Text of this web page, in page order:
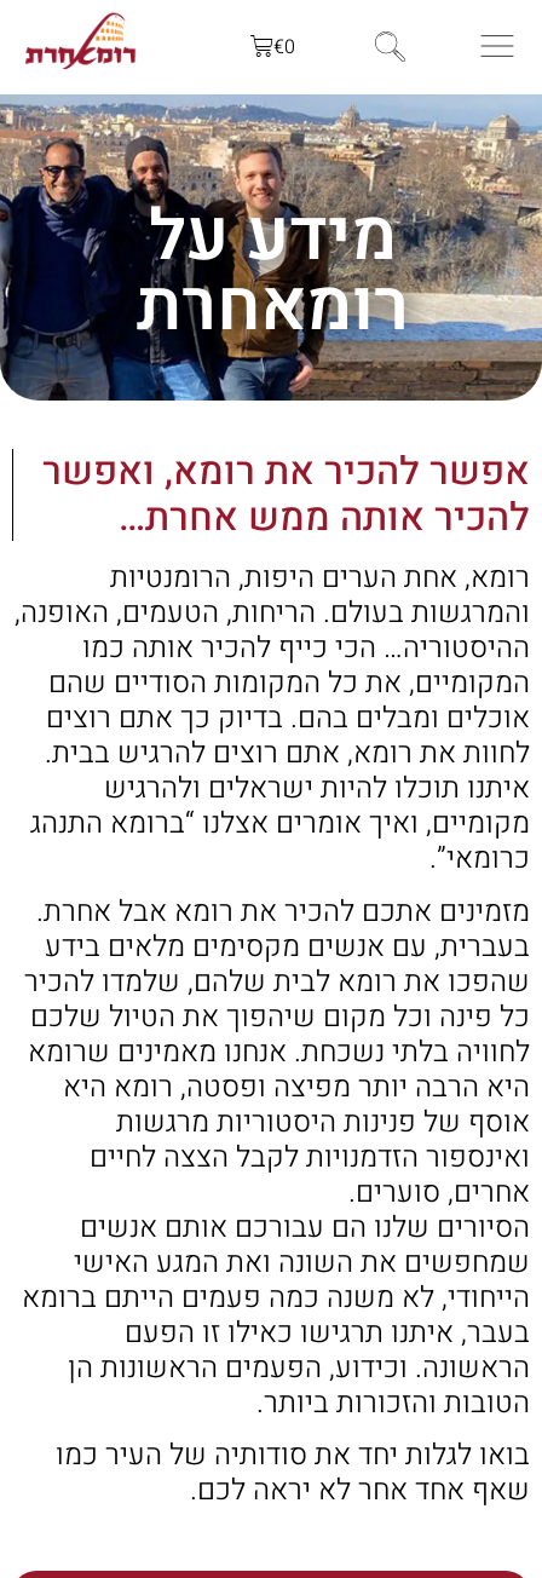
€0
מידע על
רומאחרת
אפשר להכיר את רומא, ואפשר
להכיר אותה ממש אחרת…
רומא, אחת הערים היפות, הרומנטיות
והמרגשות בעולם. הריחות, הטעמים, האופנה,
ההיסטוריה… הכי כייף להכיר אותה כמו
המקומיים, את כל המקומות הסודיים שהם
אוכלים ומבלים בהם. בדיוק כך אתם רוצים
לחוות את רומא, אתם רוצים להרגיש בבית.
איתנו תוכלו להיות ישראלים ולהרגיש
מקומיים, ואיך אומרים אצלנו “ברומא התנהג
כרומאי”.
מזמינים אתכם להכיר את רומא אבל אחרת.
בעברית, עם אנשים מקסימים מלאים בידע
שהפכו את רומא לבית שלהם, שלמדו להכיר
כל פינה וכל מקום שיהפוך את הטיול שלכם
לחוויה בלתי נשכחת. אנחנו מאמינים שרומא
היא הרבה יותר מפיצה ופסטה, רומא היא
אוסף של פנינות היסטוריות מרגשות
ואינספור הזדמנויות לקבל הצצה לחיים
אחרים, סוערים.
הסיורים שלנו הם עבורכם אותם אנשים
שמחפשים את השונה ואת המגע האישי
הייחודי, לא משנה כמה פעמים הייתם ברומא
בעבר, איתנו תרגישו כאילו זו הפעם
הראשונה. וכידוע, הפעמים הראשונות הן
הטובות והזכורות ביותר.
בואו לגלות יחד את סודותיה של העיר כמו
שאף אחד אחר לא יראה לכם.